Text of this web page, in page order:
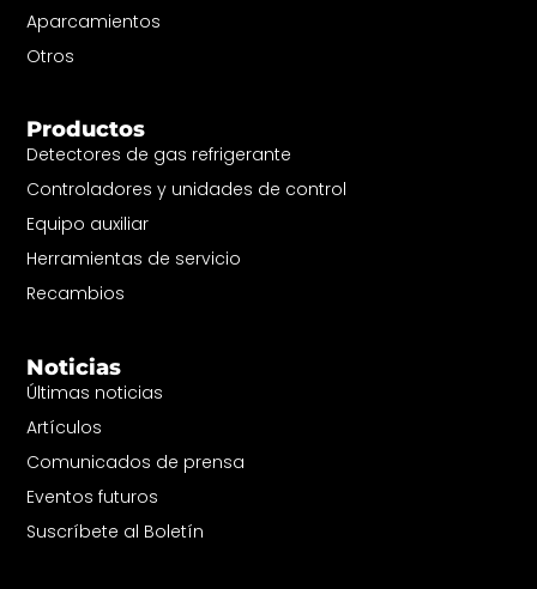
Aparcamientos
Otros
Productos
Detectores de gas refrigerante
Controladores y unidades de control
Equipo auxiliar
Herramientas de servicio
Recambios
Noticias
Últimas noticias
Artículos
Comunicados de prensa
Eventos futuros
Suscríbete al Boletín